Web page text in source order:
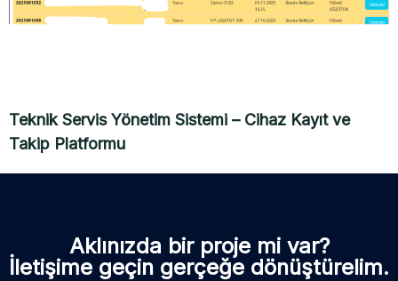
Teknik Servis Yönetim Sistemi – Cihaz Kayıt ve
Takip Platformu
Aklınızda bir proje mi var?
İletişime geçin gerçeğe dönüştürelim.